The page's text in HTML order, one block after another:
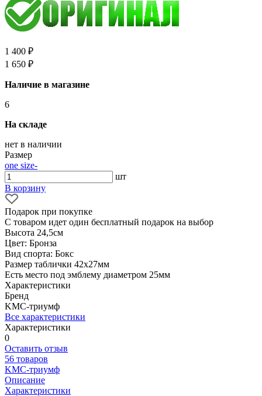
1 400 ₽
1 650 ₽
Наличие в магазине
6
На складе
нет в наличии
Размер
one size-
шт
В корзину
Подарок при покупке
С товаром идет один бесплатный подарок на выбор
Высота 24,5см
Цвет: Бронза
Вид спорта: Бокс
Размер таблички 42х27мм
Есть место под эмблему диаметром 25мм
Характеристики
Бренд
KМС-триумф
Все характеристики
Характеристики
0
Оставить отзыв
56 товаров
KМС-триумф
Описание
Характеристики